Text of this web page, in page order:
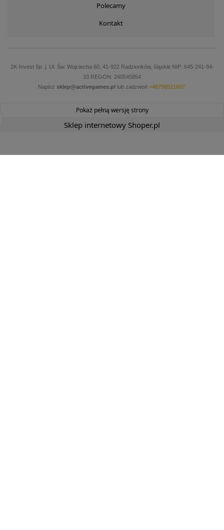
Polecamy
Kontakt
2K-Invest Sp. j. Ul. Św. Wojciecha 60, 41-922 Radzionków, śląskie NIP: 645-241-94-
33 REGON: 240545854
Napisz sklep@activegames.pl lub zadzwoń +48796521697
Pokaż pełną wersję strony
Sklep internetowy Shoper.pl